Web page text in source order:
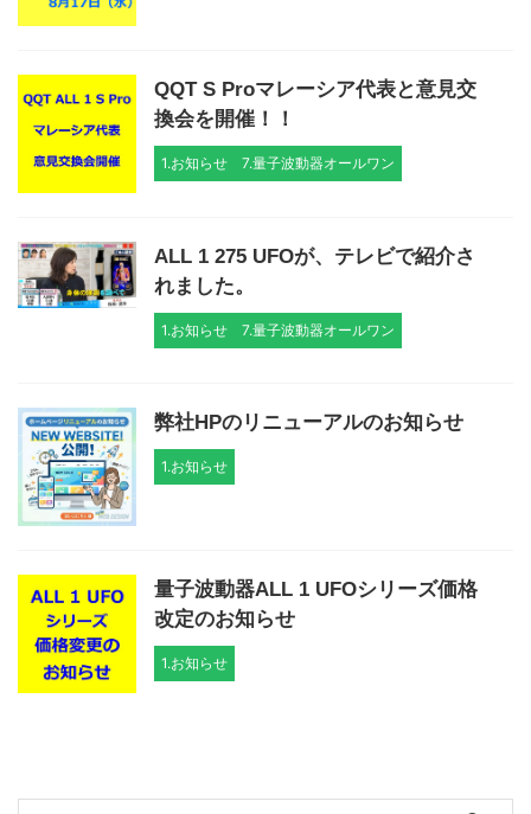
QQT S Proマレーシア代表と意見交
換会を開催！！
1.お知らせ 7.量子波動器オールワン
ALL 1 275 UFOが、テレビで紹介さ
れました。
1.お知らせ 7.量子波動器オールワン
弊社HPのリニューアルのお知らせ
1.お知らせ
量子波動器ALL 1 UFOシリーズ価格
改定のお知らせ
1.お知らせ